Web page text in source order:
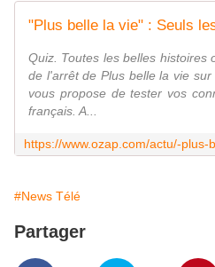
Quiz. Toutes les belles histoires
de l'arrêt de Plus belle la vie
vous propose de tester vos
français. A...
#News Télé
Partager